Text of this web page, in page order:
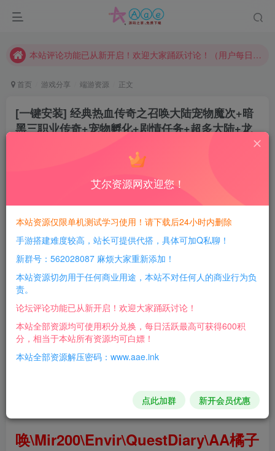
本网站的文章部分内容可能来源于网络，仅供大家学习与参考，如有侵权，请联系站长QQ466107887进行删除处理。
本站资源大多存储在云盘，如发现链接失效，请联系我们我们会第一时间更新。
请勿相信任何评论区广告！以免上当受骗！
本网站的文章部分内容可能来源于网络，仅供大家学习与参考，如有侵权，请联系站长QQ466107887进行删除处理。
首页 游戏分享 端游资源 正文
[一键安装] 经典热血传奇之召唤大陆宠物魔次+暗
黑三职业传奇+宠物孵化+剧情任务+超多大陆+龙
每日活跃最高可获得600积分！所有资源可以使用
积分免费兑换！
游戏介绍：
补丁把DAODUNAK文件夹直接放在
传奇客户端的根目录下。路径：热血
充值把游戏名字加在D:\MirServer召
唤\Mir200\Envir\QuestDiary\AA橘子
艾尔资源网欢迎您！
本站资源仅限单机测试学习使用！请下载后24小时内删除
手游搭建难度较高，站长可提供代搭，具体可加Q私聊！
新群号：562028087 麻烦大家重新添加！
本站资源切勿用于任何商业用途，本站不对任何人的商业行为负
责。
论坛评论功能已从新开启！欢迎大家踊跃讨论！
本站全部资源均可使用积分兑换，每日活跃最高可获得600积
分，相当于本站所有资源均可白嫖！
本站全部资源解压密码：www.aae.ink
点此加群 新开会员优惠